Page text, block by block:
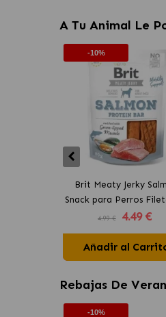
A Tu Animal Le
-10%
Brit Meaty Jerky
Snack para Perros
Salmón
4.99 € 4.49 €
Añadir al
Rebajas De
-10%